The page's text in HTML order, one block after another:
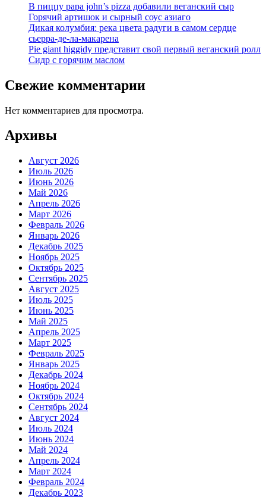
В пиццу papa john’s pizza добавили веганский сыр
Горячий артишок и сырный соус азиаго
Дикая колумбия: река цвета радуги в самом сердце
сьерра-де-ла-макарена
Pie giant higgidy представит свой первый веганский ролл
Сидр с горячим маслом
Свежие комментарии
Нет комментариев для просмотра.
Архивы
Август 2026
Июль 2026
Июнь 2026
Май 2026
Апрель 2026
Март 2026
Февраль 2026
Январь 2026
Декабрь 2025
Ноябрь 2025
Октябрь 2025
Сентябрь 2025
Август 2025
Июль 2025
Июнь 2025
Май 2025
Апрель 2025
Март 2025
Февраль 2025
Январь 2025
Декабрь 2024
Ноябрь 2024
Октябрь 2024
Сентябрь 2024
Август 2024
Июль 2024
Июнь 2024
Май 2024
Апрель 2024
Март 2024
Февраль 2024
Декабрь 2023